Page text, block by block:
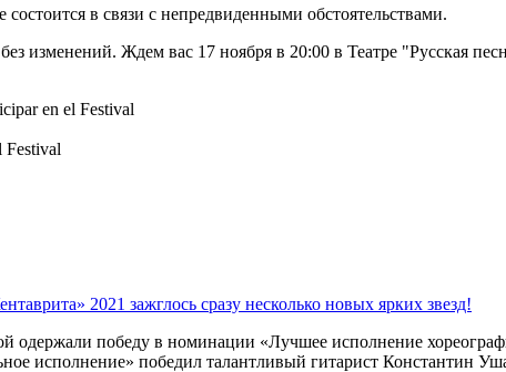
в связи с непредвиденными обстоятельствами.
изменений. Ждем вас 17 ноября в 20:00 в Театре "Русская
en el Festival
Festival
2021 зажглось сразу несколько новых ярких звезд!
одержали победу в номинации «Лучшее исполнение
исполнение» победил талантливый гитарист Константин